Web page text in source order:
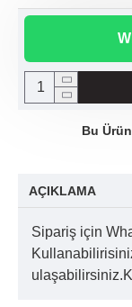
Bu
AÇIKLAMA
Sipariş için